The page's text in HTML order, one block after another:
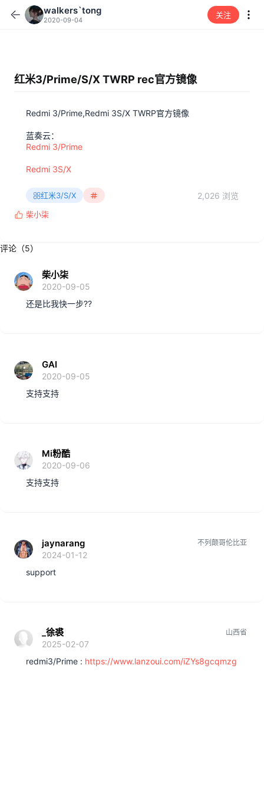
walkers`tong
2020-09-04
关注
红米3/Prime/S/X TWRP rec官方镜像
Redmi 3/Prime,Redmi 3S/X TWRP官方镜像
蓝奏云：
Redmi 3/Prime
Redmi 3S/X
红米3/S/X 2,026 浏览
反 柴小柒
评论（5）
柴小柒
2020-09-05
还是比我快一步??
GAI
2020-09-05
支持支持
Mi粉酷
2020-09-06
支持支持
jaynarang
2024-01-12
不列颠哥伦比亚
support
_徐裘
2025-02-07
山西省
redmi3/Prime : https://www.lanzoui.com/iZYs8gcqmzg